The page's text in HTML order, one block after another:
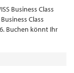
Business Class
Class
Buchen könnt Ihr